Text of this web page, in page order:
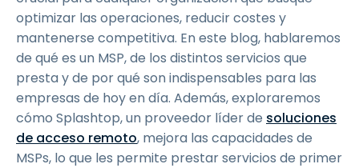
optimizar las operaciones, reducir costes y
mantenerse competitiva. En este blog, hablaremos
de qué es un MSP, de los distintos servicios que
presta y de por qué son indispensables para las
empresas de hoy en día. Además, exploraremos
cómo Splashtop, un proveedor líder de soluciones
de acceso remoto, mejora las capacidades de
MSPs, lo que les permite prestar servicios de primer